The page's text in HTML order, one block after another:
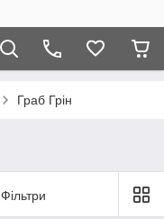
Граб Грін
Фільтри